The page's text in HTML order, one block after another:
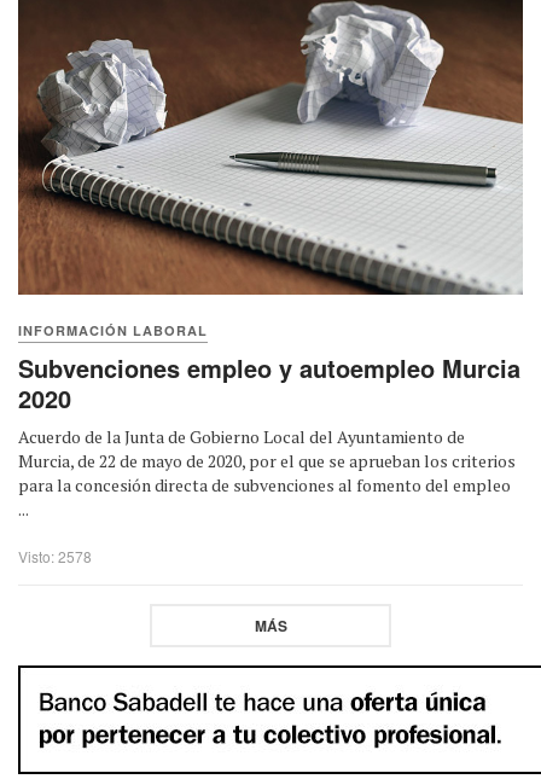
INFORMACIÓN LABORAL
Subvenciones empleo y autoempleo Murcia
2020
Acuerdo de la Junta de Gobierno Local del Ayuntamiento de
Murcia, de 22 de mayo de 2020, por el que se aprueban los criterios
para la concesión directa de subvenciones al fomento del empleo
...
Visto: 2578
MÁS